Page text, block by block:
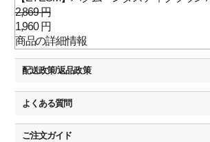
2,869 円
1,960 円
商品の詳細情報
配送政策/返品政策
よくある質問
ご注文ガイド